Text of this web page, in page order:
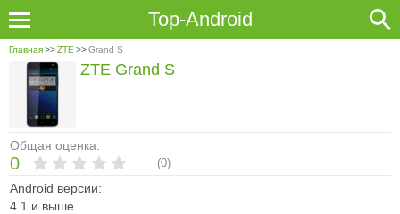
Top-Android
Главная>>ZTE >>Grand S
Общая оценка:
0 (0)
Android версии:
4.1 и выше
ZTE Grand S